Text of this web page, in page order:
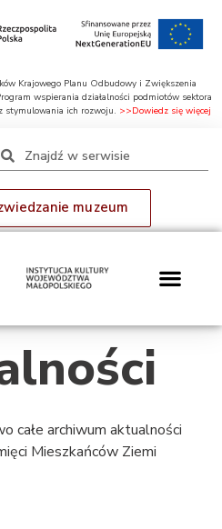
Krajowego Planu Odbudowy i Zwiększenia
wspierania działalności podmiotów sektora
stymulowania ich rozwoju. >>Dowiedz się więcej
muzeum
całe archiwum aktualności
Mieszkańców Ziemi